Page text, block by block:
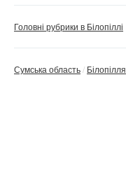
Головні рубрики в Білопіллі
Сумська область Білопілля